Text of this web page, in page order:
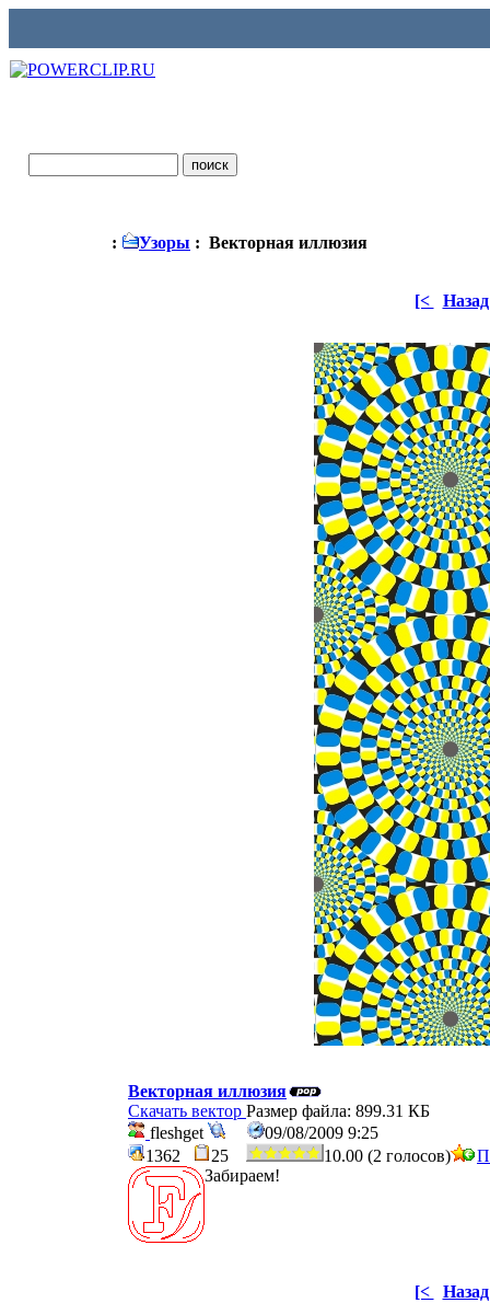
: Узоры : Векторная иллюзия
[< Назад
Векторная иллюзия
Скачать вектор Размер файла: 899.31 КБ
fleshget
09/08/2009 9:25
1362
25 10.00 (2 голосов)
Забираем!
[< Назад